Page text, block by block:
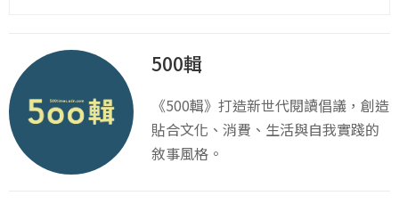
500輯
《500輯》打造新世代閱讀倡議，創造
貼合文化、消費、生活與自我實踐的
敘事風格。